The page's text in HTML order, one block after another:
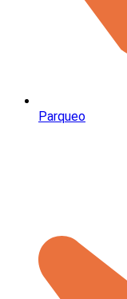
Parqueo